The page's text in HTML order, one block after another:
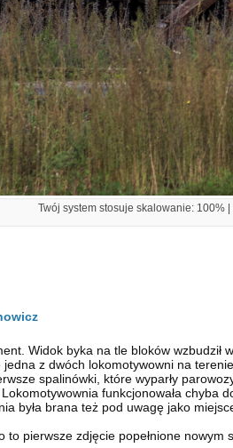
Twój system stosuje skalowanie: 100%
Widok byka na tle bloków
jedna z dwóch lokomotywowni na
spalinówki, które wyparły
funkcjonowała chyba
była brana też pod uwagę jako
to pierwsze zdjęcie popełnione